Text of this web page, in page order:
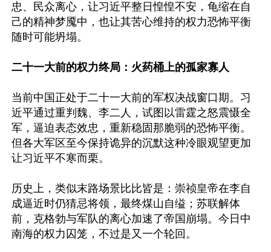
忠、民众离心，让习近平整日惶惶不安，龟缩在自
己的精神梦魇中，也让其苦心维持的权力恐怖平衡
随时可能坍塌。
二十一大前的权力终局：火药桶上的孤家寡人
当前中国正处于二十一大前的军权决战窗口期。习
近平通过重判魏、李二人，试图以雷霆之怒震慑全
军，逼迫表态效忠，重新稳固那脆弱的恐怖平衡。
但各大军区至今保持诡异的沉默这种冷眼观望更加
让习近平不寒而栗。
历史上，类似末路场景比比皆是：崇祯皇帝在李自
成逼近时仍猜忌将领，最终煤山自缢；苏联解体
前，克格勃与军队的离心加速了帝国崩塌。今日中
南海的权力囚笼，不过是又一个轮回。